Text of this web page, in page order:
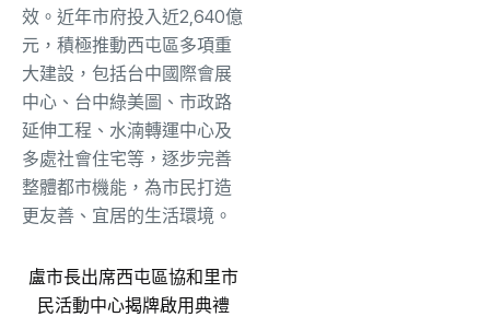
效。近年市府投入近2,640億
元，積極推動西屯區多項重
大建設，包括台中國際會展
中心、台中綠美圖、市政路
延伸工程、水湳轉運中心及
多處社會住宅等，逐步完善
整體都市機能，為市民打造
更友善、宜居的生活環境。
盧市長出席西屯區協和里市
民活動中心揭牌啟用典禮